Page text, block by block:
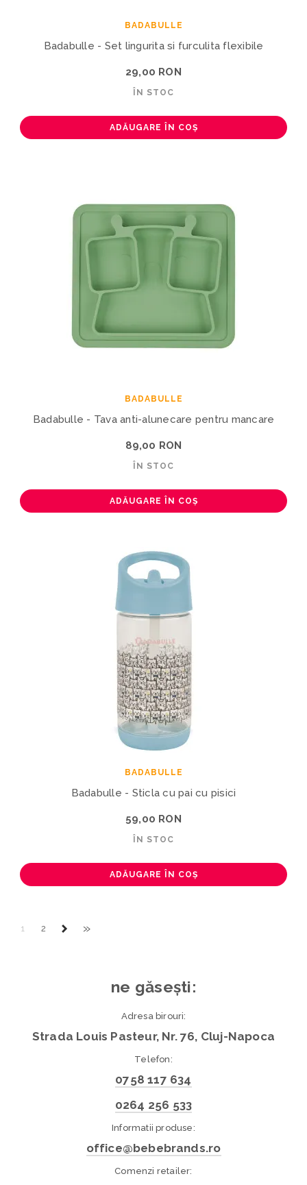
BADABULLE
Badabulle - Set lingurita si furculita flexibile
29,00 RON
ÎN STOC
ADĂUGARE ÎN COȘ
BADABULLE
Badabulle - Tava anti-alunecare pentru mancare
89,00 RON
ÎN STOC
ADĂUGARE ÎN COȘ
BADABULLE
Badabulle - Sticla cu pai cu pisici
59,00 RON
ÎN STOC
ADĂUGARE ÎN COȘ
1 2 »
ne găsești:
Adresa birouri:
Strada Louis Pasteur, Nr. 76, Cluj-Napoca
Telefon:
0758 117 634
0264 256 533
Informatii produse:
office@bebebrands.ro
Comenzi retailer: